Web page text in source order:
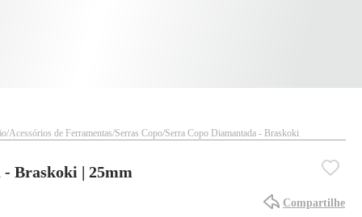
Acessórios de Ferramentas Serras Copo Serra Copo Diamantada - Braskoki
Braskoki | 25mm
Compartilhe